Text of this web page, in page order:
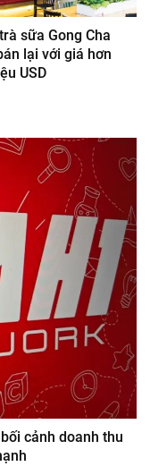
sữa Gong Cha
lại với giá hơn
USD
cảnh doanh thu